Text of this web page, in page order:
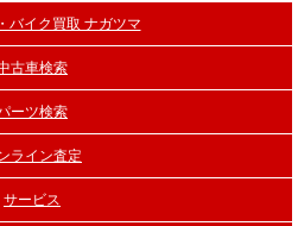
バイク買取 ナガツマ
古車検索
ーツ検索
ライン査定
サービス